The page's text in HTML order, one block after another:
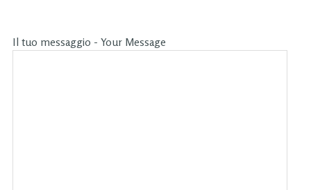
Il tuo messaggio - Your Message